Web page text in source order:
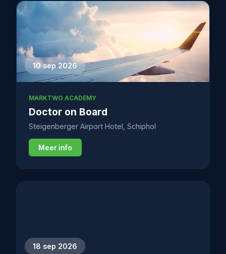
10 sep 2026
MARKTWO ACADEMY
Doctor on Board
Steigenberger Airport Hotel, Schiphol
Meer info
18 sep 2026